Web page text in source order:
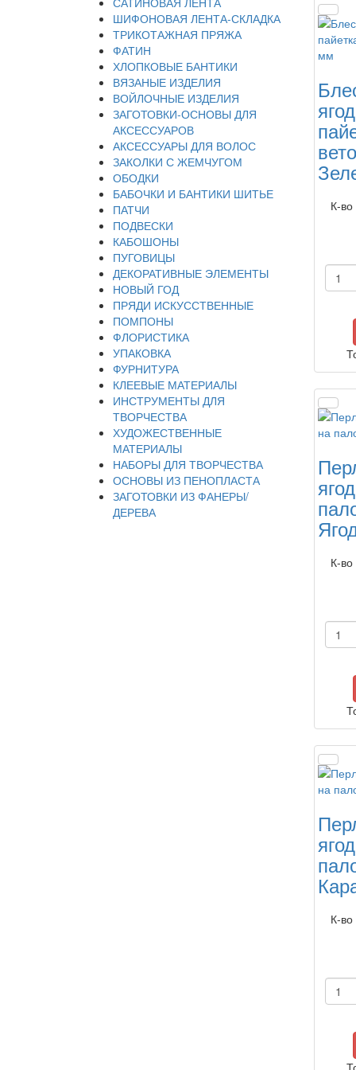
ШИФОНОВАЯ ЛЕНТА-СКЛАДКА
ТРИКОТАЖНАЯ ПРЯЖА
ФАТИН
ХЛОПКОВЫЕ БАНТИКИ
ВЯЗАНЫЕ ИЗДЕЛИЯ
ВОЙЛОЧНЫЕ ИЗДЕЛИЯ
ЗАГОТОВКИ-ОСНОВЫ ДЛЯ
АКСЕССУАРОВ
АКСЕССУАРЫ ДЛЯ ВОЛОС
ЗАКОЛКИ С ЖЕМЧУГОМ
ОБОДКИ
БАБОЧКИ И БАНТИКИ ШИТЬЕ
ПАТЧИ
ПОДВЕСКИ
КАБОШОНЫ
ПУГОВИЦЫ
ДЕКОРАТИВНЫЕ ЭЛЕМЕНТЫ
НОВЫЙ ГОД
ПРЯДИ ИСКУССТВЕННЫЕ
ПОМПОНЫ
ФЛОРИСТИКА
УПАКОВКА
ФУРНИТУРА
КЛЕЕВЫЕ МАТЕРИАЛЫ
ИНСТРУМЕНТЫ ДЛЯ
ТВОРЧЕСТВА
ХУДОЖЕСТВЕННЫЕ
МАТЕРИАЛЫ
НАБОРЫ ДЛЯ ТВОРЧЕСТВА
ОСНОВЫ ИЗ ПЕНОПЛАСТА
ЗАГОТОВКИ ИЗ ФАНЕРЫ/
ДЕРЕВА
К-
К-
К-